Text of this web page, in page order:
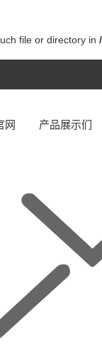
file or directory in
网 产品展示们